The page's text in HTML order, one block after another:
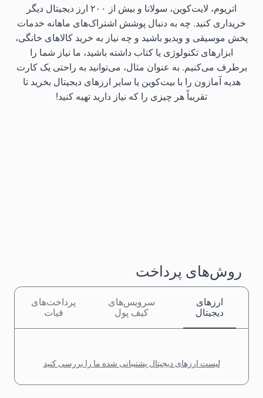
اتریوم، لایت‌کوین، سولانا و بیش از ۲۰۰ ارز دیجیتال دیگر
خریداری کنید. چه به دنبال پوشش اشتراک‌های ماهانه خدمات
پخش موسیقی و ویدیو باشید و چه نیاز به خرید کالاهای خانگی،
ابزارهای تکنولوژی یا کتاب داشته باشید، ما نیاز شما را
برطرف می‌کنیم. به عنوان مثال، می‌توانید به راحتی یک کارت
هدیه آمازون را با بیت‌کوین یا سایر ارزهای دیجیتال بخرید تا
تقریباً هر چیزی را که نیاز دارید تهیه کنید!
روش‌های پرداخت
ارزهای
دیجیتال
سرویس‌های
کیف پول
پرداخت‌های
فیات
لیست ارزهای دیجیتال پشتیبانی شده ما را بررسی کنید